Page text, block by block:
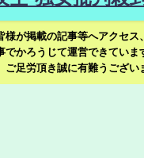
様が掲載の記事等へアクセス
でかろうじて運営できていま
ご足労頂き誠に有難うござい